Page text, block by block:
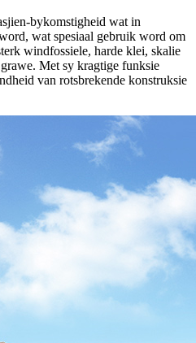
bykomstigheid wat in
wat spesiaal gebruik word om
windfossiele, harde klei, skalie
Met sy kragtige funksie
van rotsbrekende konstruksie